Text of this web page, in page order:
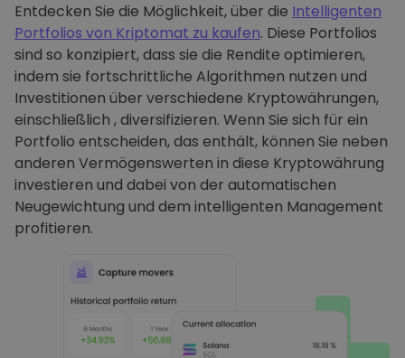
Entdecken Sie die Möglichkeit, über die Intelligenten
Portfolios von Kriptomat zu kaufen. Diese Portfolios
sind so konzipiert, dass sie die Rendite optimieren,
indem sie fortschrittliche Algorithmen nutzen und
Investitionen über verschiedene Kryptowährungen,
einschließlich , diversifizieren. Wenn Sie sich für ein
Portfolio entscheiden, das enthält, können Sie neben
anderen Vermögenswerten in diese Kryptowährung
investieren und dabei von der automatischen
Neugewichtung und dem intelligenten Management
profitieren.